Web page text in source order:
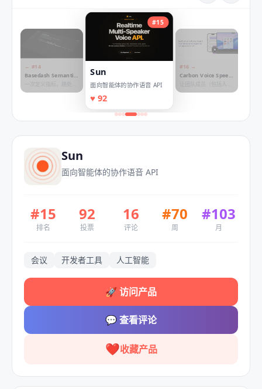
← #14
Basedash Semantic
Layer
一次定义指标，随处使
用。
#15
Sun
面向智能体的协作语音 API
♥ 92
#16 →
Carbon Voice Speed
让团队成员（包括人类
和AI代理）随时一键拨
Sun
面向智能体的协作语音 API
#15
排名
92
投票
16
评论
#70
周
#103
月
会议 开发者工具 人工智能
🚀 访问产品
💬查看评论
❤️收藏产品